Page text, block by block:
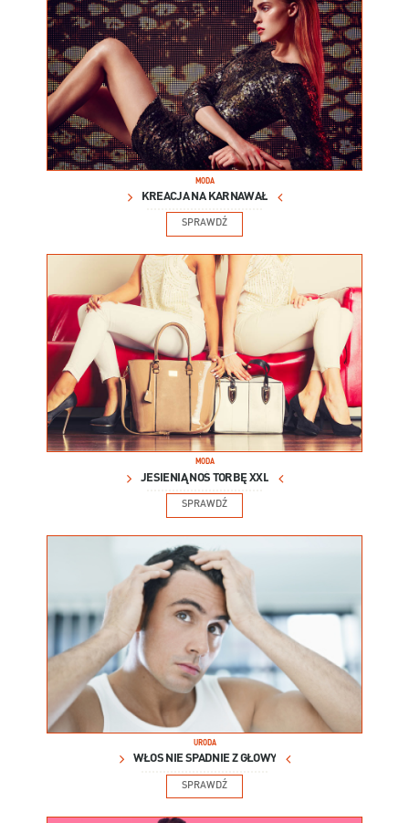
MODA
KREACJA NA KARNAWAŁ
SPRAWDŹ
MODA
JESIENIĄ NOŚ TORBĘ XXL
SPRAWDŹ
URODA
WŁOS NIE SPADNIE Z GŁOWY
SPRAWDŹ